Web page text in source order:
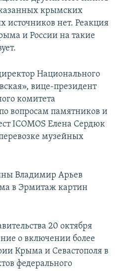
крымских
источников нет. Реакция
и России на такие
Национального
вице-президент
комитета
вопросам памятников и
ICOMOS Елена Сердюк
музейных
Владимир Арьев
в Эрмитаж картин
20 октября
о включении более
Крыма и Севастополя в
федерального